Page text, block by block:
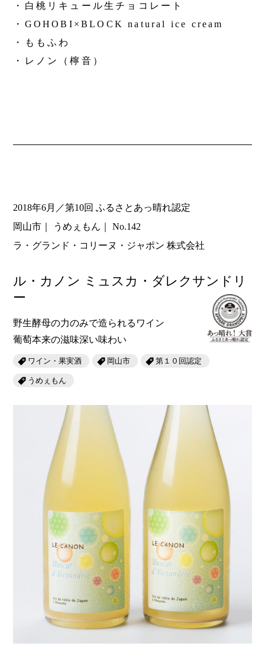
・白桃リキュール生チョコレート
・GOHOBI×BLOCK natural ice cream
・ももふわ
・レノン（檸音）
2018年6月／第10回 ふるさとあっ晴れ認定
岡山市
うめぇもん
No.142
ラ・グランド・コリーヌ・ジャポン 株式会社
ル・カノン ミュスカ・ダレクサンドリ
ー
野生酵母の力のみで造られるワイン
葡萄本来の滋味深い味わい
ワイン・果実酒 岡山市 第１０回認定
うめぇもん